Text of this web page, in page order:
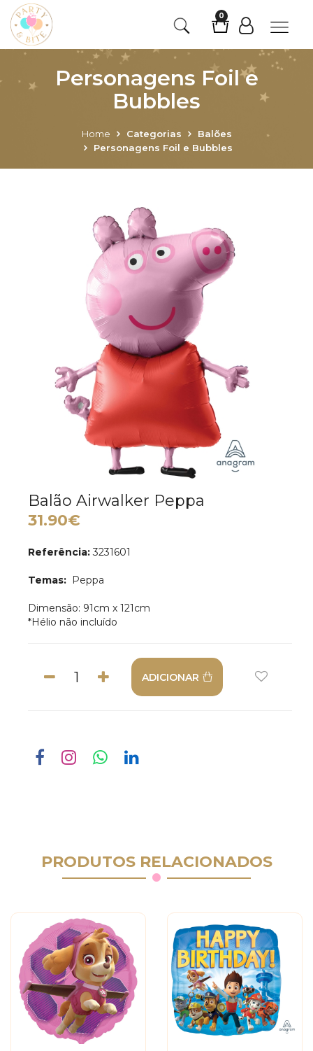
0
Personagens Foil e
Bubbles
Home Categorias
Balões
Personagens Foil e Bubbles
Balão Airwalker Peppa
31.90€
Referência:3231601
Temas: Peppa
Dimensão: 91cm x 121cm
*Hélio não incluído
ADICIONAR
PRODUTOS RELACIONADOS